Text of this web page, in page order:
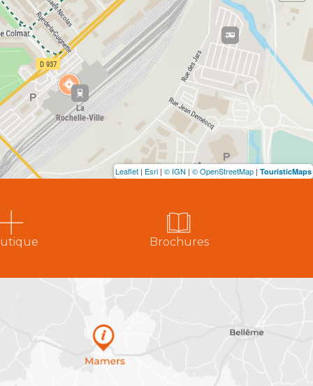
Leaflet | Esri | © IGN | © OpenStreetMap | TouristicMaps
Brochures